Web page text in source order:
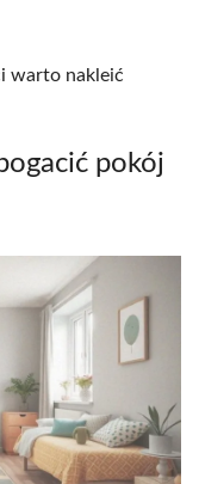
warto nakleić
pokój